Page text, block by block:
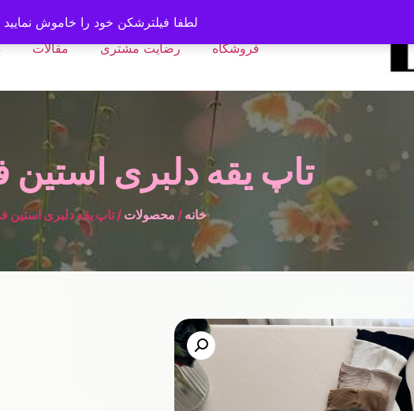
فروشگاه رضایت مشتری مقالات
تاپ یقه دلبری
خانه / محصولات / تاپ یقه دلبری استین
لطفا فیلترشکن خود را خاموش نمایید